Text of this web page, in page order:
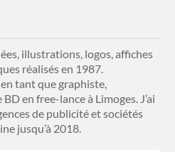
illustrations, logos, affiches
réalisés en 1987.
en tant que graphiste,
en free-lance à Limoges. J’ai
de publicité et sociétés
jusqu’à 2018.